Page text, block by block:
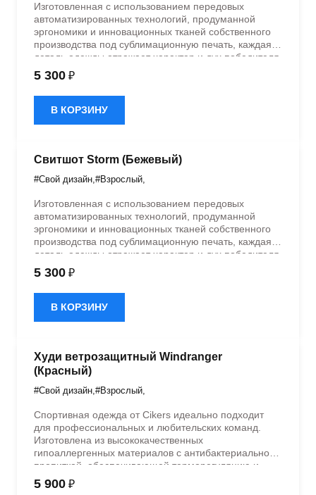
Изготовленная с использованием передовых
автоматизированных технологий, продуманной
эргономики и инновационных тканей собственного
производства под сублимационную печать, каждая
деталь одежды отражает характер и дух победителя.
В наших лабораториях Cikers мы создаем
спортивную форму, которая воплощает лучшие
спортивные традиции и позволяет чувствовать себя
уверенно на поле и за его пределами. Станьте
5 300 ₽
В КОРЗИНУ
Свитшот Storm (Бежевый)
#Свой дизайн,#Взрослый,
Изготовленная с использованием передовых
автоматизированных технологий, продуманной
эргономики и инновационных тканей собственного
производства под сублимационную печать, каждая
деталь одежды отражает характер и дух победителя.
В наших лабораториях Cikers мы создаем
спортивную форму, которая воплощает лучшие
спортивные традиции и позволяет чувствовать себя
уверенно на поле и за его пределами. Станьте
5 300 ₽
В КОРЗИНУ
Худи ветрозащитный Windranger
(Красный)
#Свой дизайн,#Взрослый,
Спортивная одежда от Cikers идеально подходит
для профессиональных и любительских команд.
Изготовлена из высококачественных
гипоаллергенных материалов с антибактериальной
пропиткой, обеспечивающей терморегуляцию и
быстрое влагоотведение. Одежда обладает
эластичностью в 5 направлениях и стильным
5 900 ₽